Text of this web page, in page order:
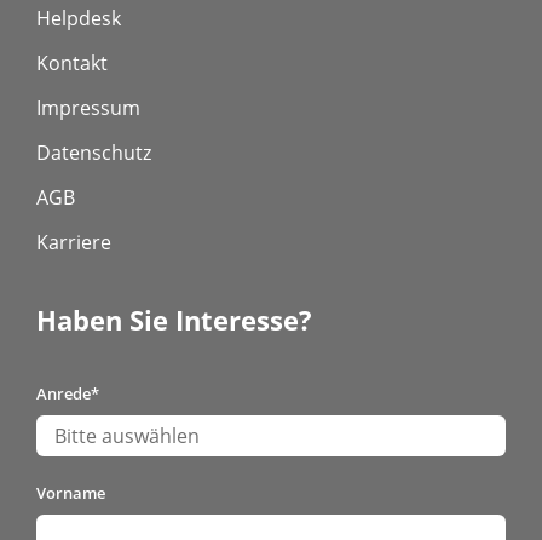
Helpdesk
Kontakt
Impressum
Datenschutz
AGB
Karriere
Haben Sie Interesse?
Anrede*
Vorname